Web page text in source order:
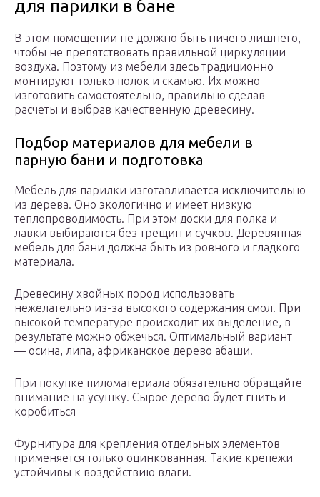
для парилки в бане
В этом помещении не должно быть ничего лишнего,
чтобы не препятствовать правильной циркуляции
воздуха. Поэтому из мебели здесь традиционно
монтируют только полок и скамью. Их можно
изготовить самостоятельно, правильно сделав
расчеты и выбрав качественную древесину.
Подбор материалов для мебели в
парную бани и подготовка
Мебель для парилки изготавливается исключительно
из дерева. Оно экологично и имеет низкую
теплопроводимость. При этом доски для полка и
лавки выбираются без трещин и сучков. Деревянная
мебель для бани должна быть из ровного и гладкого
материала.
Древесину хвойных пород использовать
нежелательно из-за высокого содержания смол. При
высокой температуре происходит их выделение, в
результате можно обжечься. Оптимальный вариант
— осина, липа, африканское дерево абаши.
При покупке пиломатериала обязательно обращайте
внимание на усушку. Сырое дерево будет гнить и
коробиться
Фурнитура для крепления отдельных элементов
применяется только оцинкованная. Такие крепежи
устойчивы к воздействию влаги.